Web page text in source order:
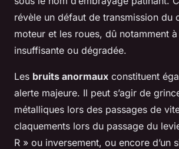
révèle un défaut de transmission du
moteur et les roues, dû notamment
insuffisante ou dégradée.
Les bruits anormaux constituent
alerte majeure. Il peut s’agir de
métalliques lors des passages de
claquements lors du passage du
R » ou inversement, ou encore d’un